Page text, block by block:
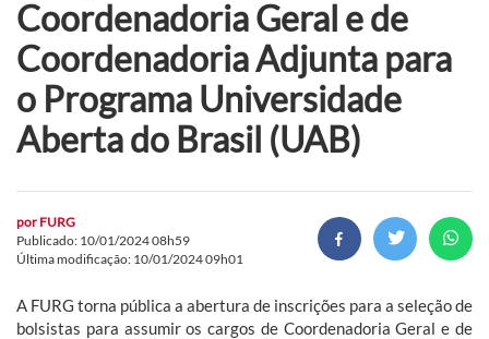
Coordenadoria Geral e de
Coordenadoria Adjunta para
o Programa Universidade
Aberta do Brasil (UAB)
por FURG
Publicado: 10/01/2024 08h59
Última modificação: 10/01/2024 09h01
A FURG torna pública a abertura de inscrições para a seleção de
bolsistas para assumir os cargos de Coordenadoria Geral e de